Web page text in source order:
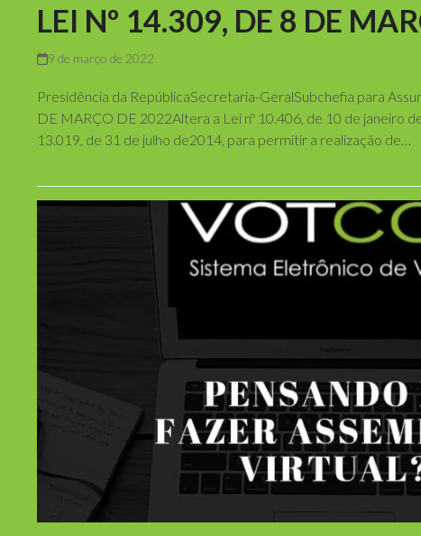
LEI Nº 14.309, DE 8 DE
9 de março de 2022
Presidência da RepúblicaSecretaria-GeralSubchefia para
DE MARÇO DE 2022Altera a Lei nº 10.406, de 10 de janeiro
13.019, de 31 de julho de2014, para permitir a realização de…